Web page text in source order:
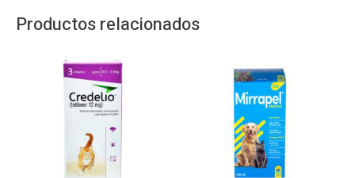
Productos relacionados